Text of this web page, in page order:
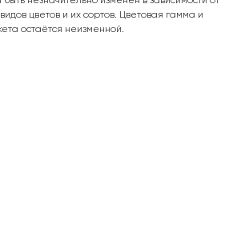
цветов и их сортов. Цветовая гамма и
остаётся неизменной.